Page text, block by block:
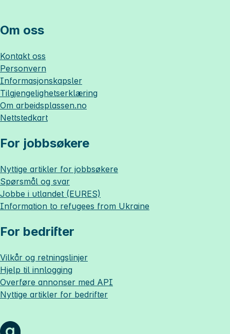
Om oss
Kontakt oss
Personvern
Informasjonskapsler
Tilgjengelighetserklæring
Om arbeidsplassen.no
Nettstedkart
For jobbsøkere
Nyttige artikler for jobbsøkere
Spørsmål og svar
Jobbe i utlandet (EURES)
Information to refugees from Ukraine
For bedrifter
Vilkår og retningslinjer
Hjelp til innlogging
Overføre annonser med API
Nyttige artikler for bedrifter